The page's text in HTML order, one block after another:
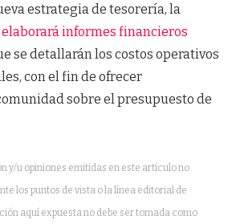
estrategia de tesorería, la
elaborará informes financieros
se detallarán los costos operativos
con el fin de ofrecer
sobre el presupuesto de
y/u opiniones emitidas en este artículo no
los puntos de vista o la línea editorial de
aquí expuesta no debe ser tomada como